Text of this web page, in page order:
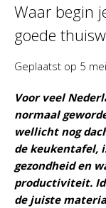
Waar begin
goede
Geplaatst op 5
Voor veel
normaal
wellicht nog
de keukentafel,
gezondheid en
productiviteit.
de juiste